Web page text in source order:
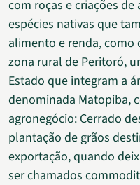
com roças e criações de
espécies nativas que
alimento e renda, como
zona rural de Peritoró,
Estado que integram a
denominada Matopiba,
agronegócio: Cerrado
plantação de grãos
exportação, quando
ser chamados